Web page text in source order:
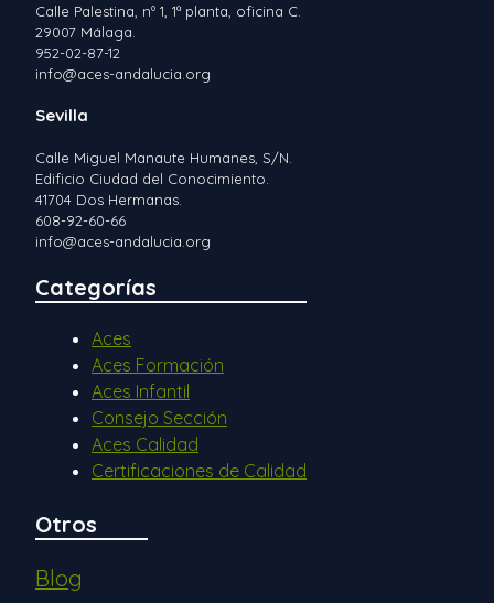
Calle Palestina, nº 1, 1ª planta, oficina C.
29007 Málaga.
952-02-87-12
info@aces-andalucia.org
Sevilla
Calle Miguel Manaute Humanes, S/N.
Edificio Ciudad del Conocimiento.
41704 Dos Hermanas.
608-92-60-66
info@aces-andalucia.org
Categorías
Aces
Aces Formación
Aces Infantil
Consejo Sección
Aces Calidad
Certificaciones de Calidad
Otros
Blog